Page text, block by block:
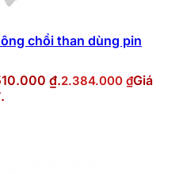
chổi than dùng pin
₫.2.384.000 ₫Giá